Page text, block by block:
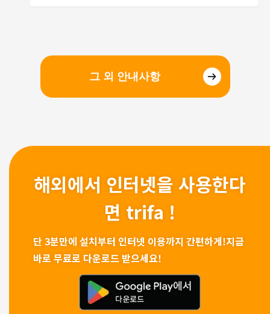
현지에서 eSIM만 전환하는 방법을 추천해 드립니다.
그 외 안내사항
해외에서 인터넷을 사용한다
면 trifa !
단 3분만에 설치부터 인터넷 이용까지 간편하게!지금
바로 무료로 다운로드 받으세요!